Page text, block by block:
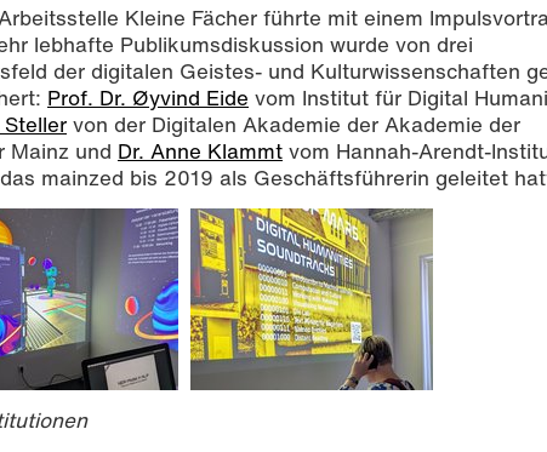
Kleine Fächer führte mit einem
lebhafte Publikumsdiskussion wurde von drei
der digitalen Geistes- und Kulturwissenschaften
Prof. Dr. Øyvind Eide vom Institut für Digital
von der Digitalen Akademie der Akademie der
Mainz und Dr. Anne Klammt vom Hannah-Arendt-
mainzed bis 2019 als Geschäftsführerin geleitet